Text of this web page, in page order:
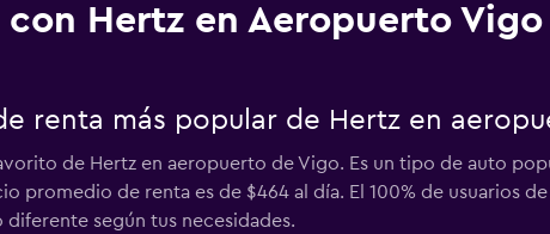
con Hertz en Aeropuerto Vigo
renta más popular de Hertz en
de Hertz en aeropuerto de Vigo. Es un tipo de auto
promedio de renta es de $464 al día. El 100% de usuarios
según tus necesidades.